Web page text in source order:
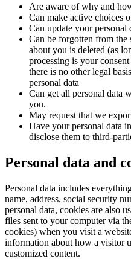
Are aware of why and
Can make active choices
Can update your personal
Can be forgotten from the
about you is deleted (as
processing is your
there is no other legal
personal data
Can get all personal data
you.
May request that we
Have your personal data
disclose them to third-
Personal data and
Personal data includes
name, address, social security
personal data, cookies are also
files sent to your computer via
cookies) when you visit a
information about how a visitor
customized content.